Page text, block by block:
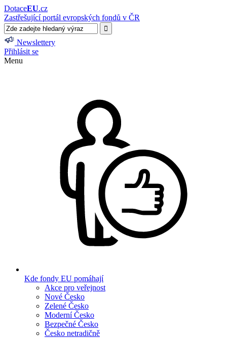
DotaceEU.cz
Zastřešující portál evropských fondů v ČR
Newslettery
Přihlásit se
Menu
Kde fondy EU pomáhají
Akce pro veřejnost
Nové Česko
Zelené Česko
Moderní Česko
Bezpečné Česko
Česko netradičně